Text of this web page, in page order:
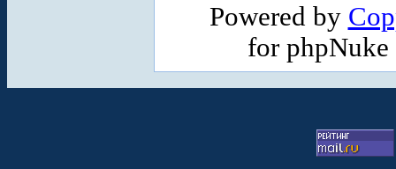
Powered by
for